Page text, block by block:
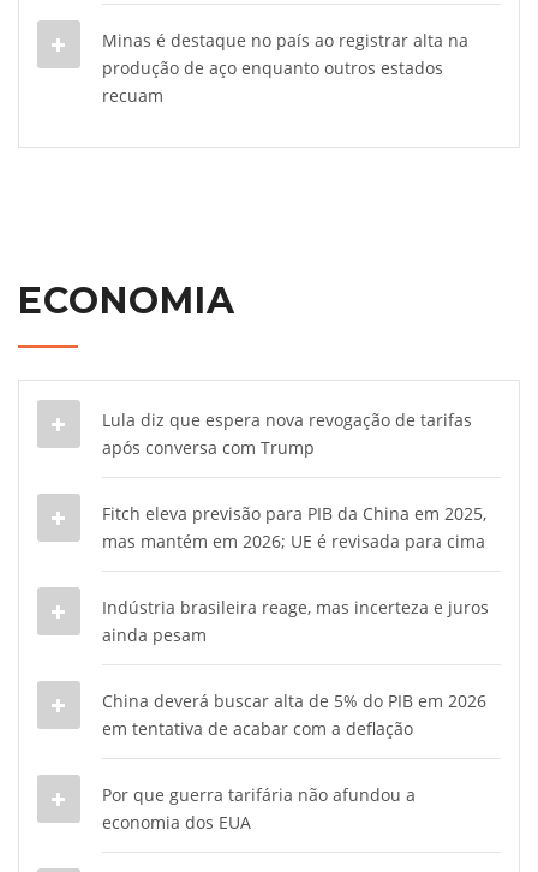
Minas é destaque no país ao registrar alta na
produção de aço enquanto outros estados
recuam
ECONOMIA
Lula diz que espera nova revogação de tarifas
após conversa com Trump
Fitch eleva previsão para PIB da China em 2025,
mas mantém em 2026; UE é revisada para cima
Indústria brasileira reage, mas incerteza e juros
ainda pesam
China deverá buscar alta de 5% do PIB em 2026
em tentativa de acabar com a deflação
Por que guerra tarifária não afundou a
economia dos EUA